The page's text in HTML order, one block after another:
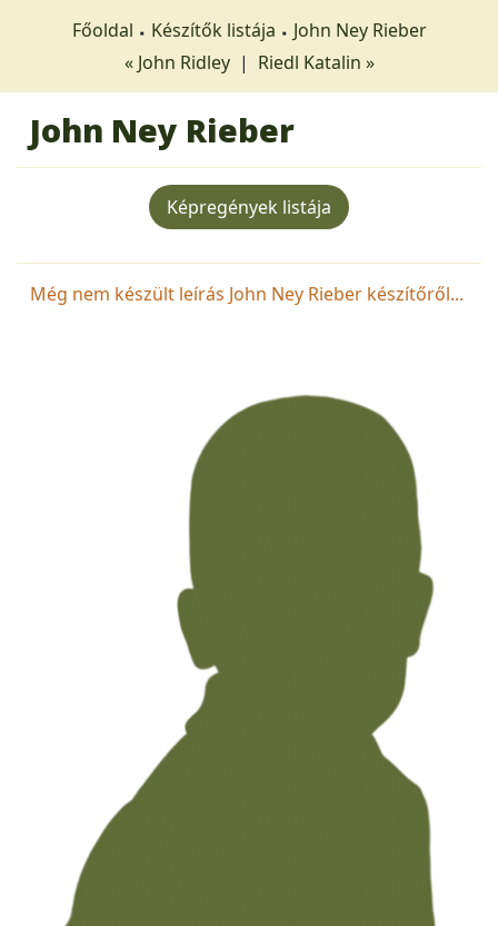
Főoldal Készítők listája
John Ney Rieber
« John Ridley | Riedl Katalin »
John Ney Rieber
Képregények listája
Még nem készült leírás John Ney Rieber készítőről...